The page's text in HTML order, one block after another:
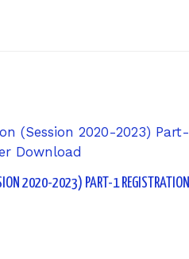
2020-2023) PART-1 REGISTRATION